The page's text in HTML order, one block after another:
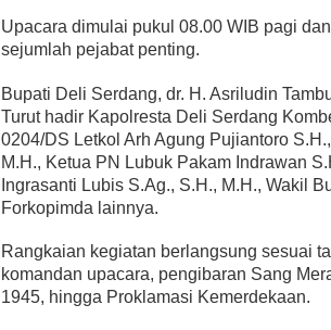
Upacara dimulai pukul 08.00 WIB pagi
sejumlah pejabat penting.
Bupati Deli Serdang, dr. H. Asriludin
Turut hadir Kapolresta Deli Serdang
0204/DS Letkol Arh Agung Pujiantoro
M.H., Ketua PN Lubuk Pakam Indrawan
Ingrasanti Lubis S.Ag., S.H., M.H., Wakil
Forkopimda lainnya.
Rangkaian kegiatan berlangsung sesuai
komandan upacara, pengibaran Sang
1945, hingga Proklamasi Kemerdekaan.